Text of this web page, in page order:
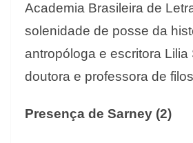
Academia Brasileira de
solenidade de posse da
antropóloga e escritora Lilia
doutora e professora de
Presença de Sarney (2)